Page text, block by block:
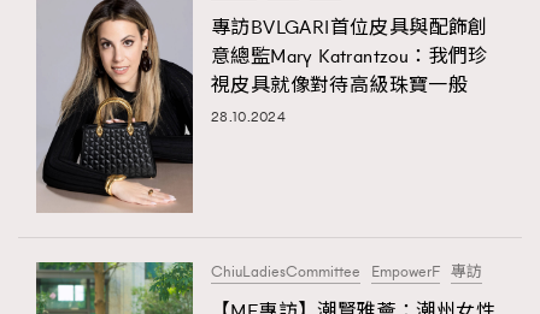
EmpowerF 103
FashionWeek 191
FigaroAesthetic 308
FigaroBeautyRitual
FigaroCeleb 547
FigaroCinéma 281
#FigaroExhibition Wyman 揭曉 Figaro Exhibition
第二站！
專訪BVLGARI首位皮具與配飾創
意總監Mary Katrantzou：我們珍
視皮具就像對待高級珠寶一般
28.10.2024
ChiuLadiesCommittee EmpowerF 專訪